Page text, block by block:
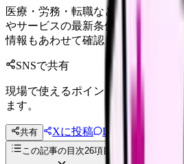
医療・労務・転職など判断に影響
やサービスの最新条件は公的機関
情報もあわせて確認してください。
SNSで共有
現場で使えるポイントを、同僚や
ます。
共有 Xに投稿 LINE
投稿文コ
この記事の目次26項目